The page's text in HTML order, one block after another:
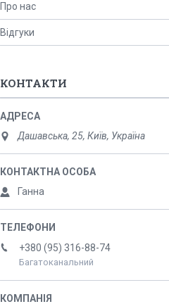
Про нас
Відгуки
КОНТАКТИ
Дашавська, 25, Київ, Україна
Ганна
+380 (95) 316-88-74
Багатоканальний